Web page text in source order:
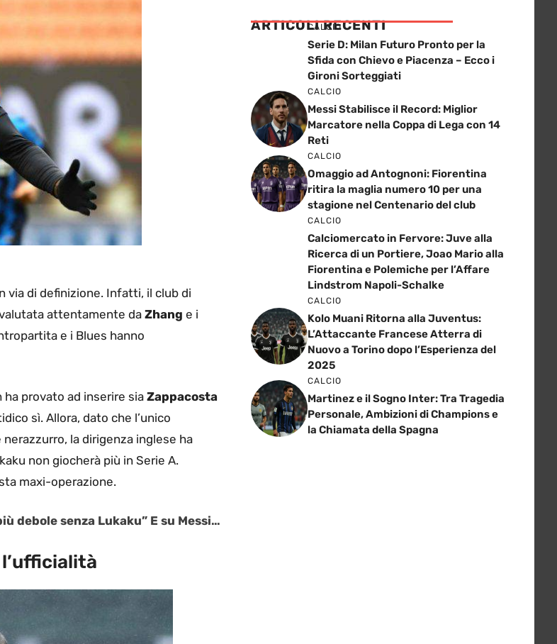
via di definizione. Infatti, il club di
attentamente da Zhang e i
e i Blues hanno
ha provato ad inserire sia Zappacosta
sì. Allora, dato che l’unico
la dirigenza inglese ha
non giocherà più in Serie A.
maxi-operazione.
debole senza Lukaku” E su Messi…
ARTICOLI RECENTI
CALCIO
Serie D: Milan Futuro Pronto per la
Sfida con Chievo e Piacenza – Ecco i
Gironi Sorteggiati
CALCIO
Messi Stabilisce il Record: Miglior
Marcatore nella Coppa di Lega con 14
Reti
CALCIO
Omaggio ad Antognoni: Fiorentina
ritira la maglia numero 10 per una
stagione nel Centenario del club
CALCIO
Calciomercato in Fervore: Juve alla
Ricerca di un Portiere, Joao Mario alla
Fiorentina e Polemiche per l’Affare
Lindstrom Napoli-Schalke
CALCIO
Kolo Muani Ritorna alla Juventus:
L’Attaccante Francese Atterra di
Nuovo a Torino dopo l’Esperienza del
2025
CALCIO
Martinez e il Sogno Inter: Tra Tragedia
Personale, Ambizioni di Champions e
la Chiamata della Spagna